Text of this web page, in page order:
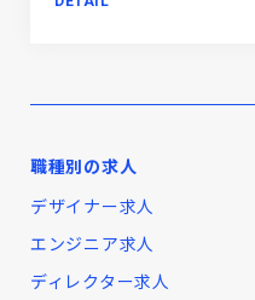
職種別の求人
デザイナー求人
エンジニア求人
ディレクター求人